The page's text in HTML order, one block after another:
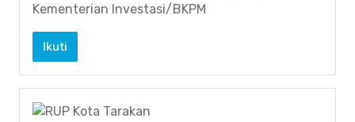
Kementerian Investasi/BKPM
Ikuti